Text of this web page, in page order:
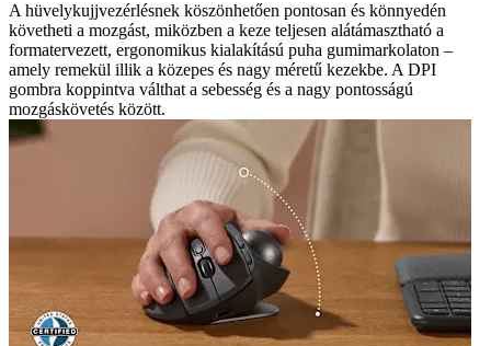
A hüvelykujjvezérlésnek köszönhetően pontosan és könnyedén
követheti a mozgást, miközben a keze teljesen alátámasztható a
formatervezett, ergonomikus kialakítású puha gumimarkolaton –
amely remekül illik a közepes és nagy méretű kezekbe. A DPI
gombra koppintva válthat a sebesség és a nagy pontosságú
mozgáskövetés között.